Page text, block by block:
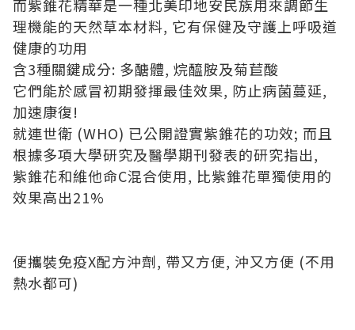
而紫錐花精華是一種北美印地安民族用來調節生
理機能的天然草本材料, 它有保健及守護上呼吸道
健康的功用
含3種關鍵成分: 多醣體, 烷醯胺及菊苣酸
它們能於感冒初期發揮最佳效果, 防止病菌蔓延,
加速康復!
就連世衛 (WHO) 已公開證實紫錐花的功效; 而且
根據多項大學研究及醫學期刊發表的研究指出,
紫錐花和維他命C混合使用, 比紫錐花單獨使用的
效果高出21%
便攜裝免疫X配方沖劑, 帶又方便, 沖又方便 (不用
熱水都可)